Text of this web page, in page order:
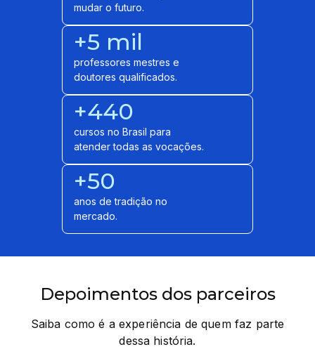
mudar o futuro.
+5 mil
professores mestres e
doutores qualificados.
+440
cursos no Brasil para
atender todas as vocações.
+50
anos de tradição no
mercado.
Depoimentos dos parceiros
Saiba como é a experiência de quem faz parte
dessa história.